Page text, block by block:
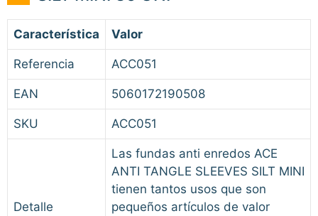
Característica Valor
Referencia ACC051
EAN 5060172190508
SKU ACC051
Detalle
Las fundas anti enredos ACE
ANTI TANGLE SLEEVES SILT MINI
tienen tantos usos que son
pequeños artículos de valor